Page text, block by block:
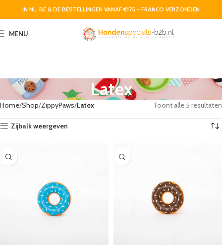
IN NL, BE & DE BESTELLINGEN VANAF €175,- FRANCO VERZONDEN
MENU
Latex
Home Shop ZippyPaws Latex Toont alle 5 resultaten
Zijbalk weergeven